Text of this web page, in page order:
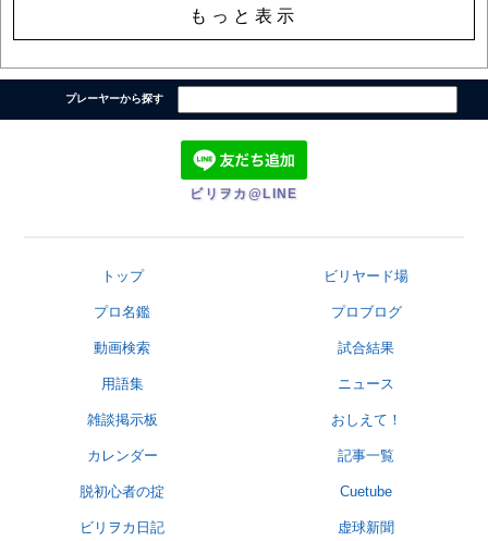
もっと表示
プレーヤーから探す
ビリヲカ@LINE
トップ ビリヤード場
プロ名鑑 プロブログ
動画検索 試合結果
用語集 ニュース
雑談掲示板 おしえて！
カレンダー 記事一覧
脱初心者の掟 Cuetube
ビリヲカ日記 虚球新聞